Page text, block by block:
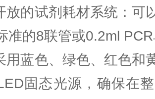
试剂耗材系统：可
准的8联管或0.2ml
色、绿色、红色和
固态光源，确保在